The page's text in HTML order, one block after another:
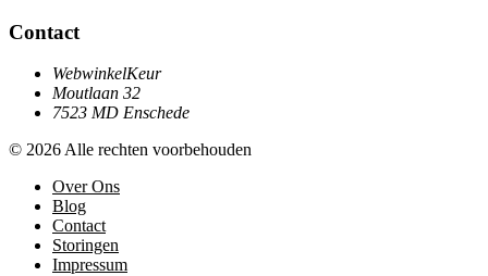
Contact
WebwinkelKeur
Moutlaan 32
7523 MD Enschede
© 2026 Alle rechten voorbehouden
Over Ons
Blog
Contact
Storingen
Impressum